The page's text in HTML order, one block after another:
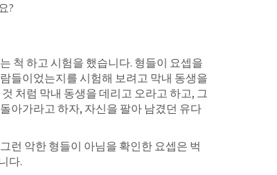
?
척 하고 시험을 했습니다. 형들이 요셉을
들이었는지를 시험해 보려고 막내 동생을
처럼 막내 동생을 데리고 오라고 하고, 그
아가라고 하자, 자신을 팔아 남겼던 유다
런 악한 형들이 아님을 확인한 요셉은 벅
다.